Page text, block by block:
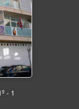
- 1